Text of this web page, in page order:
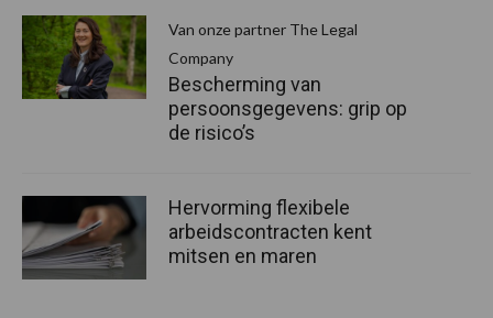
Van onze partner The Legal
Company
Bescherming van
persoonsgegevens: grip op
de risico’s
Hervorming flexibele
arbeidscontracten kent
mitsen en maren